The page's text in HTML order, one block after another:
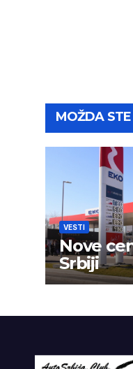
MOŽDA
VESTI
Nove
Srbiji